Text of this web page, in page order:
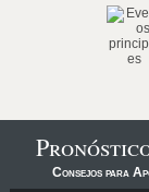
Consejos para